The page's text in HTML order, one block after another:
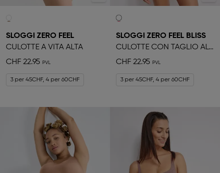
SLOGGI ZERO FEEL
CULOTTE A VITA ALTA
CHF 22.95
3 per 45CHF, 4 per 60CHF
SLOGGI ZERO FEEL BLISS
CULOTTE CON TAGLIO ALTO
CHF 22.95
3 per 45CHF, 4 per 60CHF